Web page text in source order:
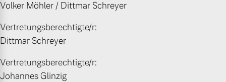
Geschäftskunden
Editionsmodelle
Konnektivität
Aktuelle Zubehörangebote
Zubehörkatalog
Service by Volvo
Volker Möhler / Dittmar Schreyer
Vertretungsberechtigte/r:
Dittmar Schreyer
Vertretungsberechtigte/r:
Johannes Glinzig